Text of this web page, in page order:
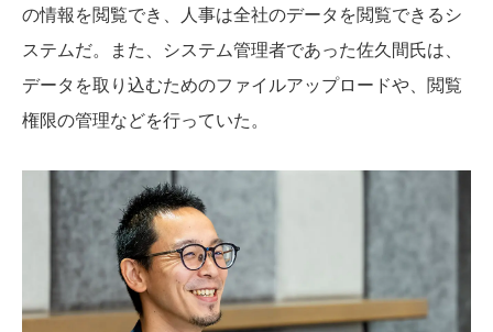
の情報を閲覧でき、人事は全社のデータを閲覧できるシ
ステムだ。また、システム管理者であった佐久間氏は、
データを取り込むためのファイルアップロードや、閲覧
権限の管理などを行っていた。